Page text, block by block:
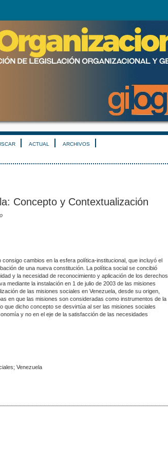
ACTUAL ARCHIVOS
Concepto y Contextualización
cambios en la esfera política-institucional, que incluyó el
de una nueva constitución. La política social se concibió
y la necesidad de reconocimiento y aplicación de los derechos
mediante la instalación en 1 de julio de 2003 de las misiones
de las misiones sociales en Venezuela, desde su origen,
en que las misiones son consideradas como instrumentos de la
que dicho concepto se desvirtúa al ser las misiones sociales
y no en el eje de la satisfacción de las necesidades
Venezuela